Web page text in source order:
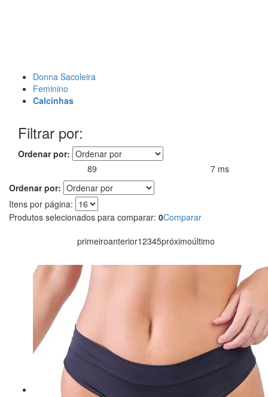
Donna Sacoleira
Feminino
Calcinhas
Filtrar por:
Ordenar por:
89
7 ms
Ordenar por:
Itens por página:
Produtos selecionados para comparar: 0Comparar
primeiroanterior12345próximoúltimo